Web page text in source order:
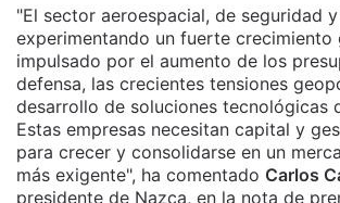
"El sector aeroespacial, de seguridad
experimentando un fuerte crecimiento
impulsado por el aumento de los
defensa, las crecientes tensiones
desarrollo de soluciones tecnológicas
Estas empresas necesitan capital y
para crecer y consolidarse en un
más exigente", ha comentado Carlos
presidente de Nazca, en la nota de